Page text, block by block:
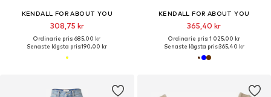
KENDALL FOR ABOUT YOU
308,75 kr
Ordinarie pris: 685,00 kr
Senaste lägsta pris:190,00 kr
KENDALL FOR ABOUT YOU
365,40 kr
Ordinarie pris: 1 025,00 kr
Senaste lägsta pris:365,40 kr